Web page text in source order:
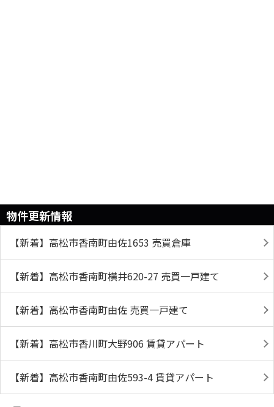
物件更新情報
【新着】高松市香南町由佐1653 売買倉庫
【新着】高松市香南町横井620-27 売買一戸建て
【新着】高松市香南町由佐 売買一戸建て
【新着】高松市香川町大野906 賃貸アパート
【新着】高松市香南町由佐593-4 賃貸アパート